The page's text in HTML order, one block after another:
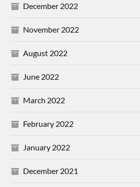
December 2022
November 2022
August 2022
June 2022
March 2022
February 2022
January 2022
December 2021